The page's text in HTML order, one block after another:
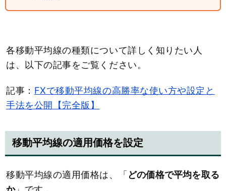
各移動平均線の種類について詳しく知りたい人
は、以下の記事をご覧ください。
記事： FXで移動平均線の高勝率な使い方や設定と
手法を公開【完全版】
移動平均線の適用価格を設定
移動平均線の適用価格は、「どの価格で平均を取る